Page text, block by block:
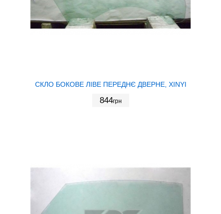
СКЛО БОКОВЕ ЛІВЕ ПЕРЕДНЄ ДВЕРНЕ, XINYI
844грн